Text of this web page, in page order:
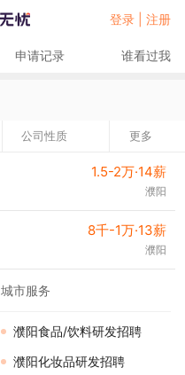
登录 | 注册
申请记录 谁看过我
公司性质 更多
1.5-2万·14薪
濮阳
8千-1万·13薪
濮阳
城市服务
濮阳食品/饮料研发招聘
濮阳化妆品研发招聘